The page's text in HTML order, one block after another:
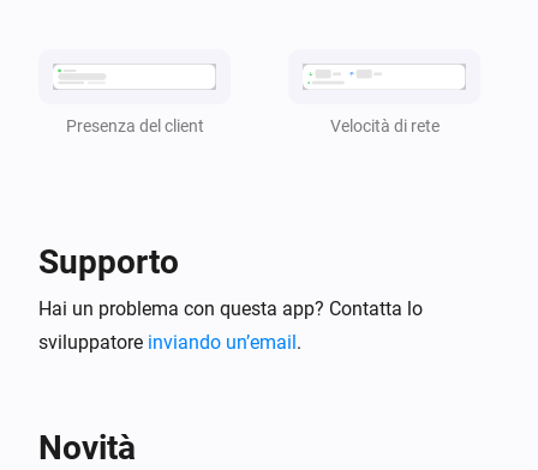
E...
TP-Link Deco
cliente è online
cliente
Presenza del client Velocità di rete
Supporto
Hai un problema con questa app? Contatta lo
sviluppatore inviando un’email .
Novità